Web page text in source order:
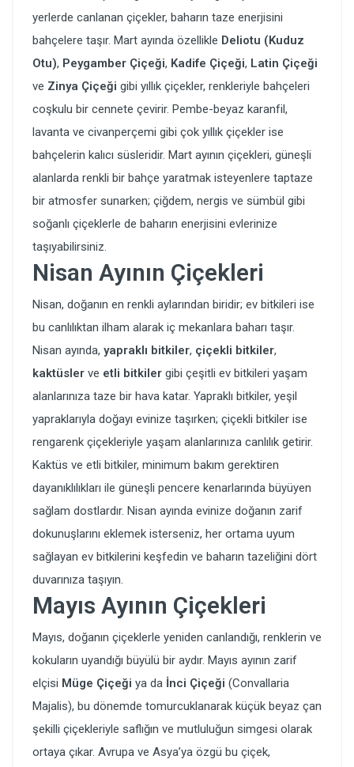
yerlerde canlanan çiçekler, baharın taze enerjisini
bahçelere taşır. Mart ayında özellikle Deliotu (Kuduz
Otu), Peygamber Çiçeği, Kadife Çiçeği, Latin Çiçeği
ve Zinya Çiçeği gibi yıllık çiçekler, renkleriyle bahçeleri
coşkulu bir cennete çevirir. Pembe-beyaz karanfil,
lavanta ve civanperçemi gibi çok yıllık çiçekler ise
bahçelerin kalıcı süsleridir. Mart ayının çiçekleri, güneşli
alanlarda renkli bir bahçe yaratmak isteyenlere taptaze
bir atmosfer sunarken; çiğdem, nergis ve sümbül gibi
soğanlı çiçeklerle de baharın enerjisini evlerinize
taşıyabilirsiniz.
Nisan Ayının Çiçekleri
Nisan, doğanın en renkli aylarından biridir; ev bitkileri ise
bu canlılıktan ilham alarak iç mekanlara baharı taşır.
Nisan ayında, yapraklı bitkiler, çiçekli bitkiler,
kaktüsler ve etli bitkiler gibi çeşitli ev bitkileri yaşam
alanlarınıza taze bir hava katar. Yapraklı bitkiler, yeşil
yapraklarıyla doğayı evinize taşırken; çiçekli bitkiler ise
rengarenk çiçekleriyle yaşam alanlarınıza canlılık getirir.
Kaktüs ve etli bitkiler, minimum bakım gerektiren
dayanıklılıkları ile güneşli pencere kenarlarında büyüyen
sağlam dostlardır. Nisan ayında evinize doğanın zarif
dokunuşlarını eklemek isterseniz, her ortama uyum
sağlayan ev bitkilerini keşfedin ve baharın tazeliğini dört
duvarınıza taşıyın.
Mayıs Ayının Çiçekleri
Mayıs, doğanın çiçeklerle yeniden canlandığı, renklerin ve
kokuların uyandığı büyülü bir aydır. Mayıs ayının zarif
elçisi Müge Çiçeği ya da İnci Çiçeği (Convallaria
Majalis), bu dönemde tomurcuklanarak küçük beyaz çan
şekilli çiçekleriyle saflığın ve mutluluğun simgesi olarak
ortaya çıkar. Avrupa ve Asya’ya özgü bu çiçek,